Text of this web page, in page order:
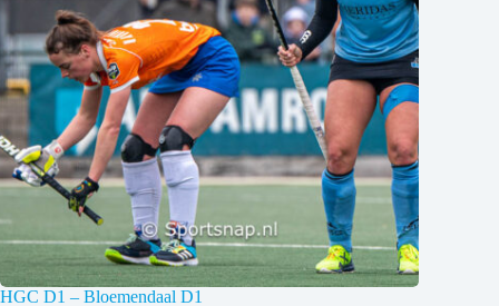
HGC D1 – Bloemendaal D1